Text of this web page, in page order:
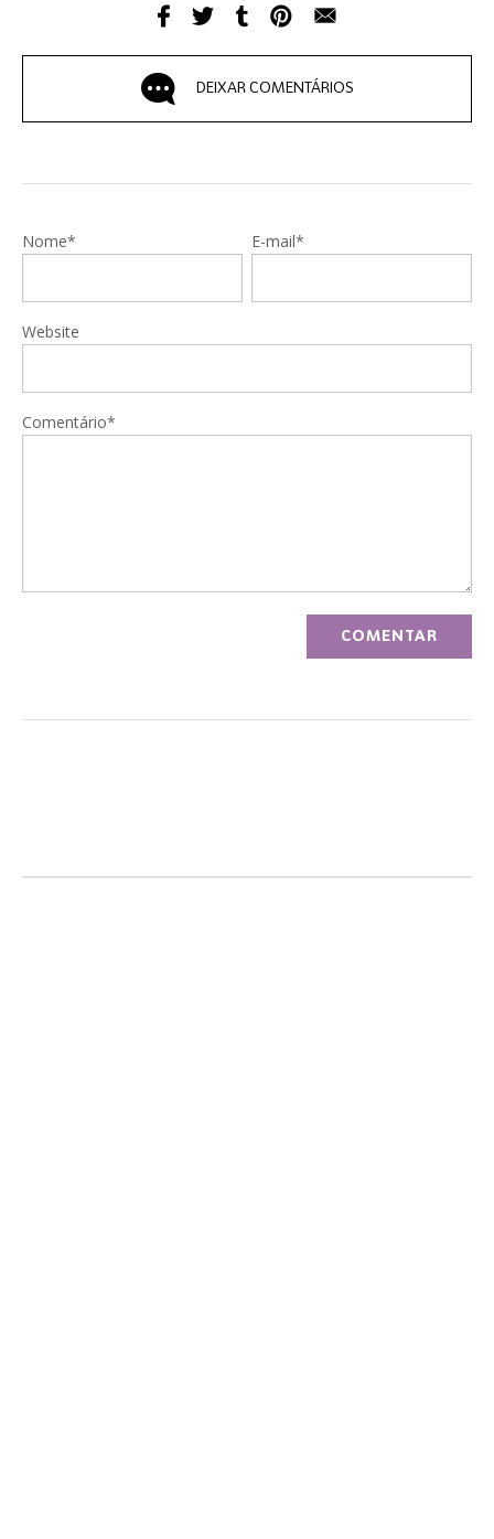
DEIXAR COMENTÁRIOS
Nome* E-mail*
Website
Comentário*